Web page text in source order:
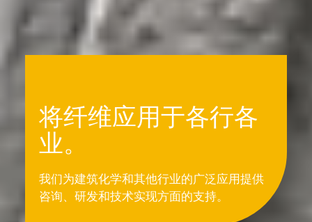
将纤维应用于各行各
业。
我们为建筑化学和其他行业的广泛应用提供
咨询、研发和技术实现方面的支持。